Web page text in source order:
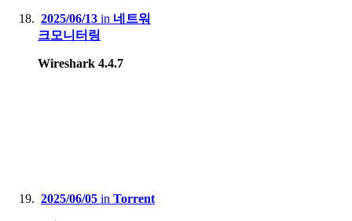
2025/06/13 in 네트워
크모니터링
Wireshark 4.4.7
2025/06/05 in Torrent